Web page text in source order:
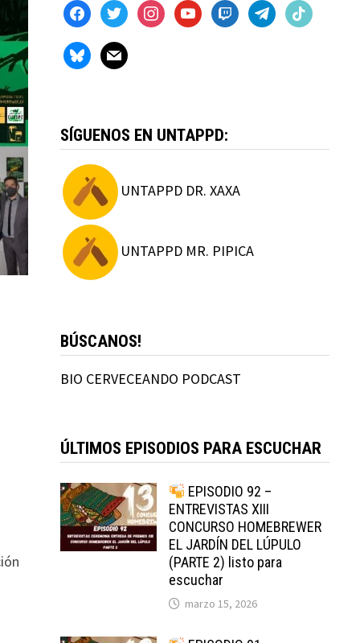
facebooktwitterinstagramyoutubetwitchtelegram
tiktok
blueskymail
SÍGUENOS EN UNTAPPD:
UNTAPPD DR. XAXA
UNTAPPD MR. PIPICA
BÚSCANOS!
BIO CERVECEANDO PODCAST
ÚLTIMOS EPISODIOS PARA ESCUCHAR
EPISODIO 92 –
ENTREVISTAS XIII
CONCURSO HOMEBREWER
EL JARDÍN DEL LÚPULO
(PARTE 2) listo para
escuchar
marzo 15, 2026